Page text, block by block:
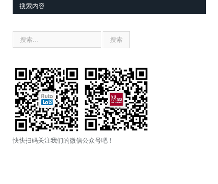
搜索内容
快快扫码关注我们的微信公众号吧！